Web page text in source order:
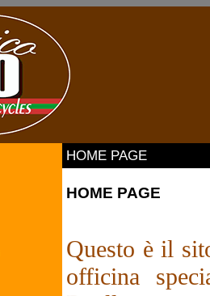
HOME PAGE
HOME PAGE
Questo è il
officina